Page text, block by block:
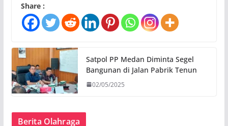
Share :
Satpol PP Medan Diminta Segel
Bangunan di Jalan Pabrik Tenun
02/05/2025
Berita Olahraga